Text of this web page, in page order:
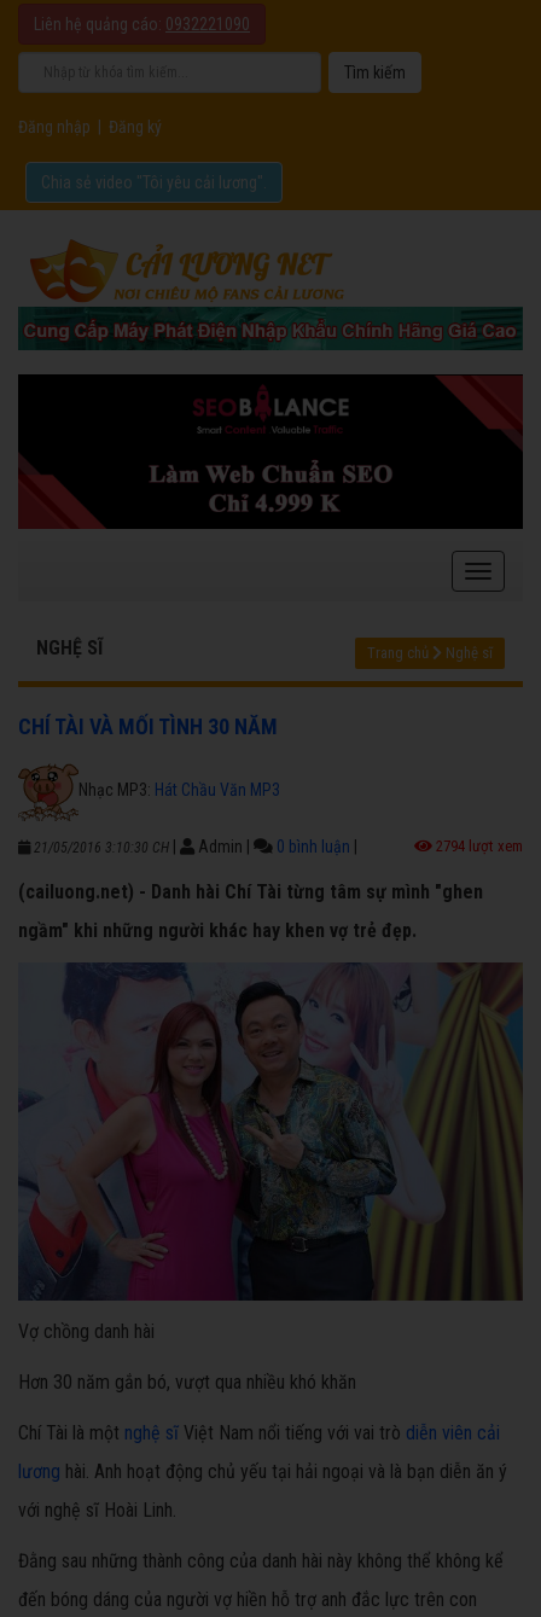
Liên hệ quảng cáo: 0932221090
Đăng nhập Đăng ký
Chia sẻ video "Tôi yêu cải lương".
NGHỆ SĨ Trang chủ Nghệ sĩ
CHÍ TÀI VÀ MỐI TÌNH 30 NĂM
Nhạc MP3: Hát Chầu Văn MP3
21/05/2016 3:10:30 CH Admin 0 bình luận 2794 lượt xem
(cailuong.net) - Danh hài Chí Tài từng tâm sự mình "ghen
ngầm" khi những người khác hay khen vợ trẻ đẹp.
Vợ chồng danh hài
Hơn 30 năm gắn bó, vượt qua nhiều khó khăn
Chí Tài là một nghệ sĩ Việt Nam nổi tiếng với vai trò diễn viên cải
lương hài. Anh hoạt động chủ yếu tại hải ngoại và là bạn diễn ăn ý
với nghệ sĩ Hoài Linh.
Đằng sau những thành công của danh hài này không thể không kể
đến bóng dáng của người vợ hiền hỗ trợ anh đắc lực trên con